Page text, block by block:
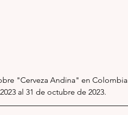
"Cerveza Andina" en Colombia
al 31 de octubre de 2023.